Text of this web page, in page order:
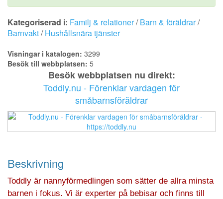
Kategoriserad i: Familj & relationer/Barn & föräldrar/
Barnvakt/Hushållsnära tjänster
Visningar i katalogen: 3299
Besök till webbplatsen: 5
Besök webbplatsen nu direkt:
Toddly.nu - Förenklar vardagen för
småbarnsföräldrar
Beskrivning
Toddly är nannyförmedlingen som sätter de allra minsta
barnen i fokus. Vi är experter på bebisar och finns till